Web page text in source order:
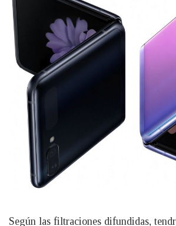
Según las filtraciones difundidas,